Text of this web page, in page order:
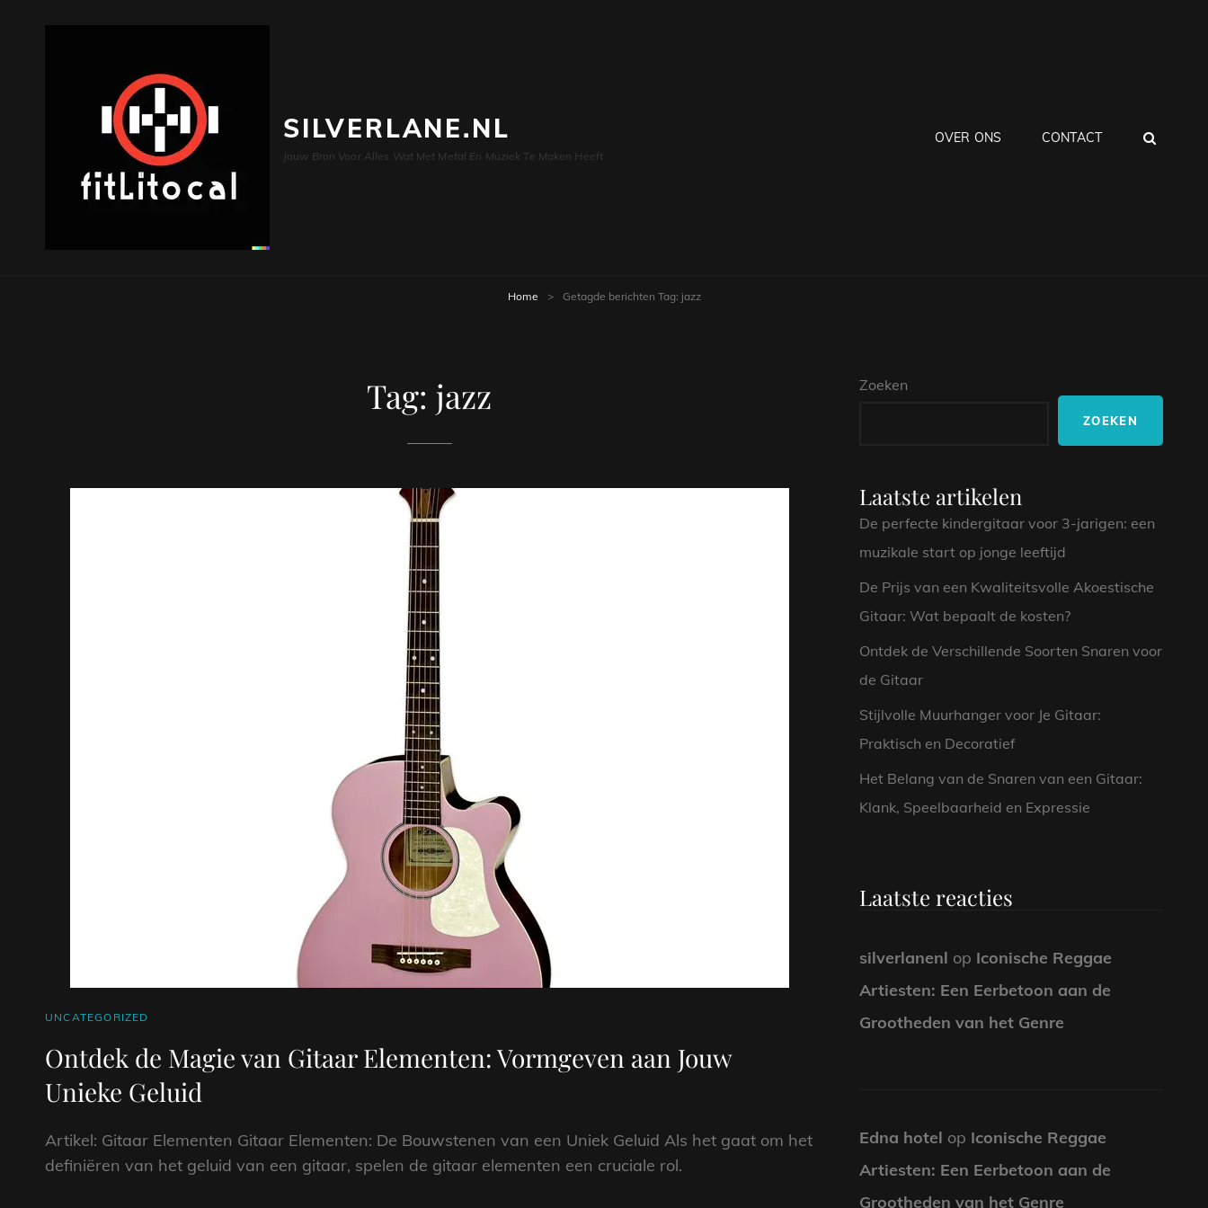
SILVERLANE.NL
Jouw Bron Voor Alles Wat Met Metal En Muziek Te Maken Heeft
OVER ONS CONTACT
Home > Getagde berichten Tag: jazz
Tag:jazz
CAT
UNCATEGORIZED
Ontdek de Magie van Gitaar Elementen: Vormgeven aan Jouw
Unieke Geluid
Artikel: Gitaar Elementen Gitaar Elementen: De Bouwstenen van een Uniek Geluid Als het gaat om het
definiëren van het geluid van een gitaar, spelen de gitaar elementen een cruciale rol.
Zoeken
ZOEKEN
Laatste artikelen
De perfecte kindergitaar voor 3-jarigen: een
muzikale start op jonge leeftijd
De Prijs van een Kwaliteitsvolle Akoestische
Gitaar: Wat bepaalt de kosten?
Ontdek de Verschillende Soorten Snaren voor
de Gitaar
Stijlvolle Muurhanger voor Je Gitaar:
Praktisch en Decoratief
Het Belang van de Snaren van een Gitaar:
Klank, Speelbaarheid en Expressie
Laatste reacties
silverlanenl op Iconische Reggae
Artiesten: Een Eerbetoon aan de
Grootheden van het Genre
Edna hotel op Iconische Reggae
Artiesten: Een Eerbetoon aan de
Grootheden van het Genre